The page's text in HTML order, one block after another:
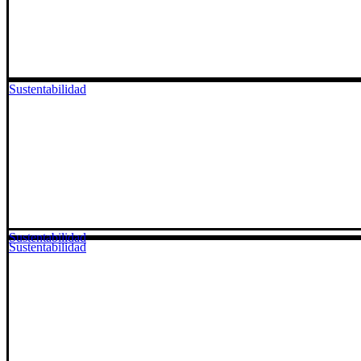
Sustentabilidad
Sustentabilidad
Sustentabilidad